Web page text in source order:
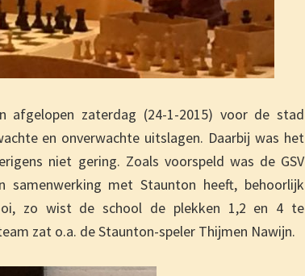
afgelopen zaterdag (24-1-2015) voor de stad
en onverwachte uitslagen. Daarbij was het
niet gering. Zoals voorspeld was de GSV
samenwerking met Staunton heeft, behoorlijk
zo wist de school de plekken 1,2 en 4 te
zat o.a. de Staunton-speler Thijmen Nawijn.